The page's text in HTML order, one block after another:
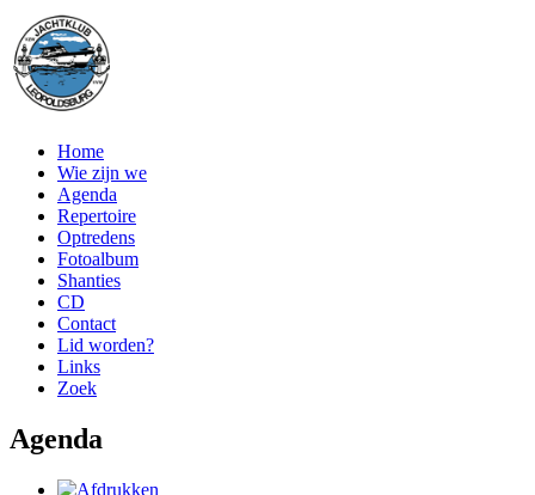
Home
Wie zijn we
Agenda
Repertoire
Optredens
Fotoalbum
Shanties
CD
Contact
Lid worden?
Links
Zoek
Agenda